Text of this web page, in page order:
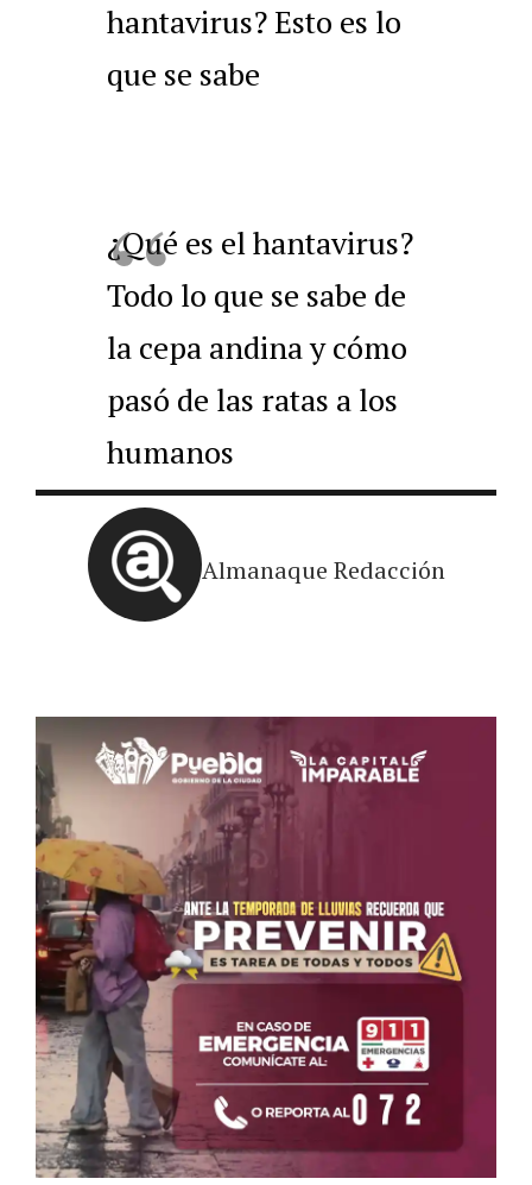
hantavirus? Esto es lo
que se sabe
¿Qué es el hantavirus?
Todo lo que se sabe de
la cepa andina y cómo
pasó de las ratas a los
humanos
Almanaque Redacción